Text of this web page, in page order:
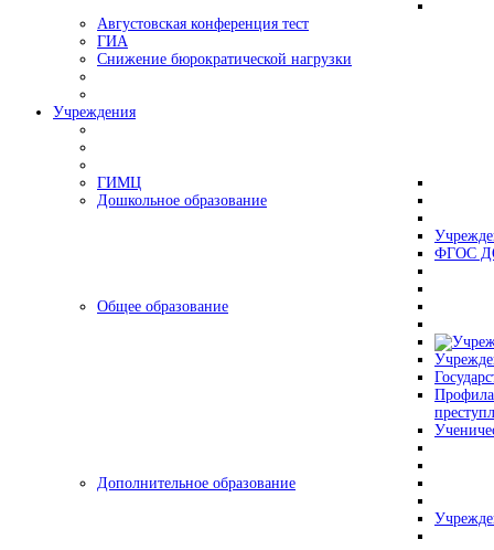
Августовская конференция тест
ГИА
Снижение бюрократической нагрузки
Учреждения
ГИМЦ
Дошкольное образование
ФГОС
Общее образование
Дополнительное образование